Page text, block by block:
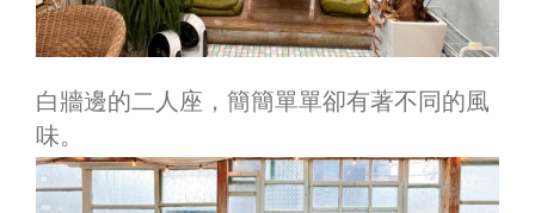
白牆邊的二人座，簡簡單單卻有著不同的風
味。